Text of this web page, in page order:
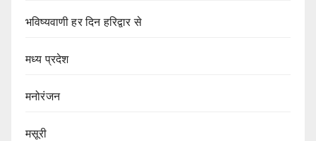
भविष्यवाणी हर दिन हरिद्वार से
मध्य प्रदेश
मनोरंजन
मसूरी